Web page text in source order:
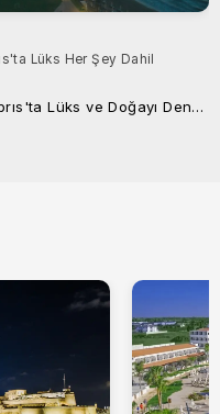
Lüks Her Şey Dahil
Elexus Hotel Resort & Spa: Kuzey Kıbrıs'ta Lüks ve Doğayı Deneyimlemek İçin En İyi YerElexus Hotel Resort & Spa, beş yıldızlı bir kaçıştan çok d